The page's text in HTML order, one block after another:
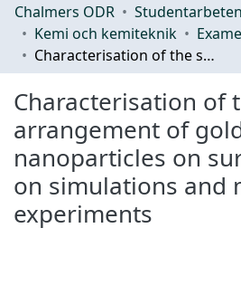
Chalmers ODR
Studentarbeten
Kemi och kemiteknik
Characterisation of the self-arrangement of gold nanoparticles on surfaces based on simulations and model experiments
Characterisation of
arrangement of
nanoparticles on
on simulations and
experiments